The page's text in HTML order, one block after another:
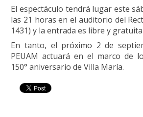
El espectáculo tendrá lugar este
las 21 horas en el auditorio del
1431) y la entrada es libre y gratuita.
En tanto, el próximo 2 de
PEUAM actuará en el marco de
150° aniversario de Villa María.